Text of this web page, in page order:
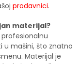
prodavnici.
materijal?
u mašini, što znatno
Materijal je